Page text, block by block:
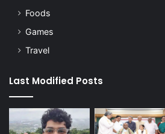
Foods
Games
Travel
Last Modified Posts